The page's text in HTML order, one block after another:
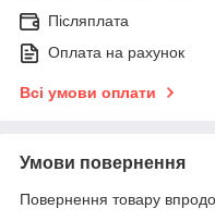
Післяплата
Оплата на рахунок
Всі умови оплати
Умови повернення
Повернення товару